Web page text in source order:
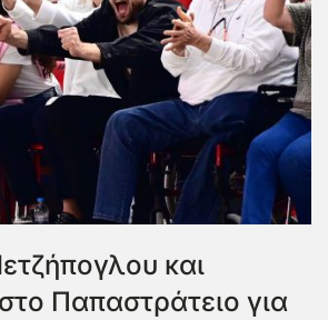
και
Παπαστράτειο για